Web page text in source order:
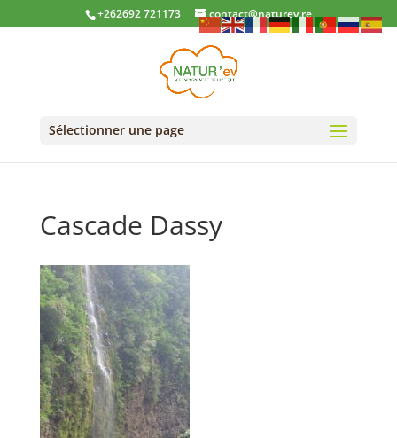
+262692 721173 contact@naturev.re
Sélectionner une page
Cascade Dassy